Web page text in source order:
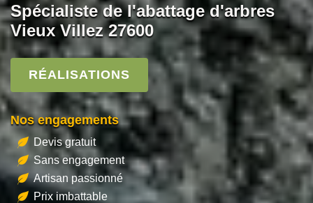
Spécialiste de l'abattage d'arbres
Vieux Villez 27600
RÉALISATIONS
Nos engagements
Devis gratuit
Sans engagement
Artisan passionné
Prix imbattable